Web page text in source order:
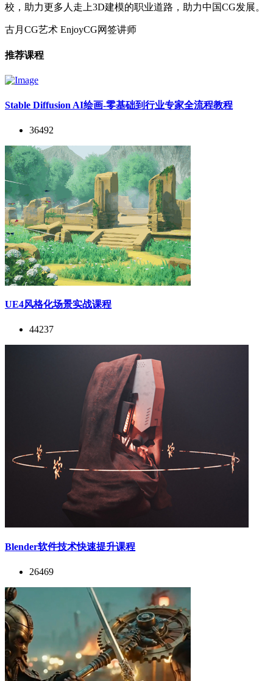
校，助力更多人走上3D建模的职业道路，助力中国CG发展。
古月CG艺术 EnjoyCG网签讲师
推荐课程
Stable Diffusion AI绘画-零基础到行业专家全流程教程
36492
UE4风格化场景实战课程
44237
Blender软件技术快速提升课程
26469